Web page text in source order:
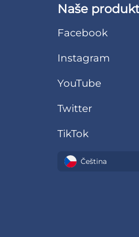
Naše
Facebook
Instagram
YouTube
Twitter
TikTok
Čeština